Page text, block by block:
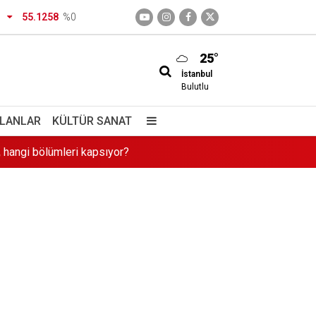
55.1258 %0
25°
İstanbul
Bulutlu
KÜLTÜR SANAT
bölümleri kapsıyor?